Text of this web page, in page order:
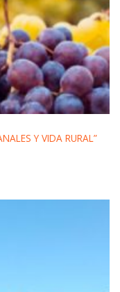
Y VIDA RURAL”